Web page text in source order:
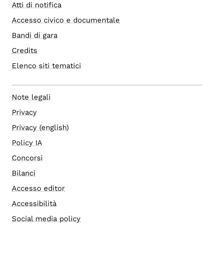
Atti di notifica
Accesso civico e documentale
Bandi di gara
Credits
Elenco siti tematici
Note legali
Privacy
Privacy (english)
Policy IA
Concorsi
Bilanci
Accesso editor
Accessibilità
Social media policy